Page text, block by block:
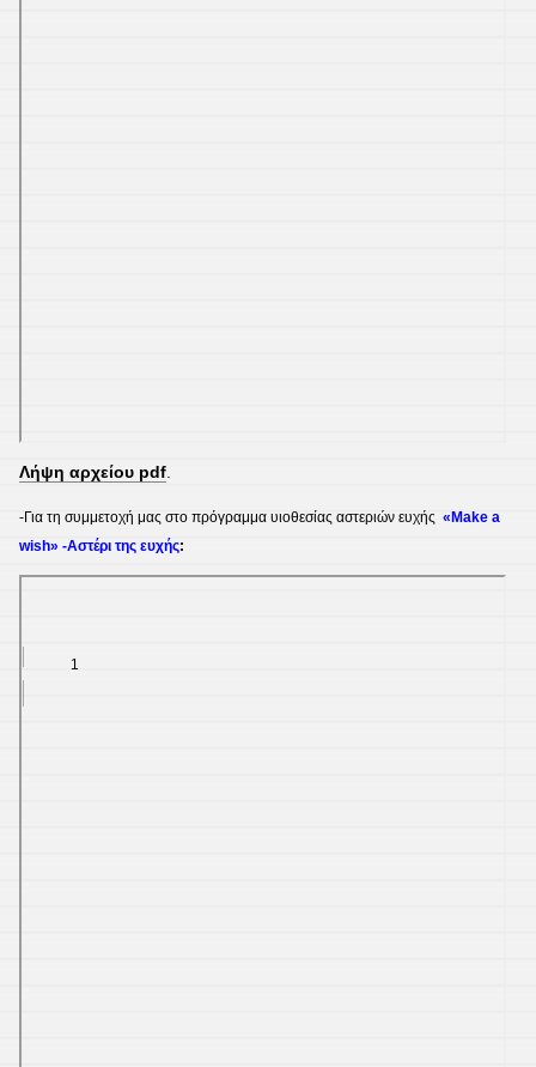
Λήψη αρχείου pdf
-Για τη συμμετοχή μας στο πρόγραμμα υιοθεσίας αστεριών ευχής «Make a
wish» -Αστέρι της ευχής: